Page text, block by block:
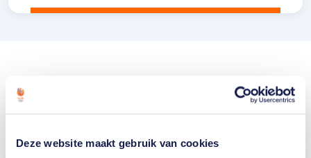
Deze website maakt gebruik van cookies